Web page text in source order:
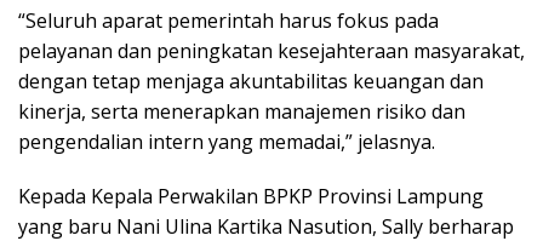
“Seluruh aparat pemerintah harus fokus pada
pelayanan dan peningkatan kesejahteraan masyarakat,
dengan tetap menjaga akuntabilitas keuangan dan
kinerja, serta menerapkan manajemen risiko dan
pengendalian intern yang memadai,” jelasnya.
Kepada Kepala Perwakilan BPKP Provinsi Lampung
yang baru Nani Ulina Kartika Nasution, Sally berharap